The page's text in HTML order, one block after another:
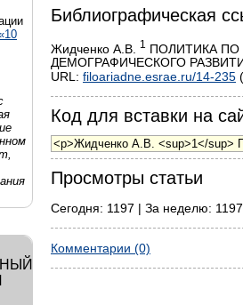
Библиографическая
Жидченко А.В. 1
ПОЛИТИКА
ДЕМОГРАФИЧЕСКОГО
URL: filoariadne.esrae.ru/14-235
Код для вставки на
Просмотры статьи
Сегодня: 1197 | За неделю:
Комментарии (0)